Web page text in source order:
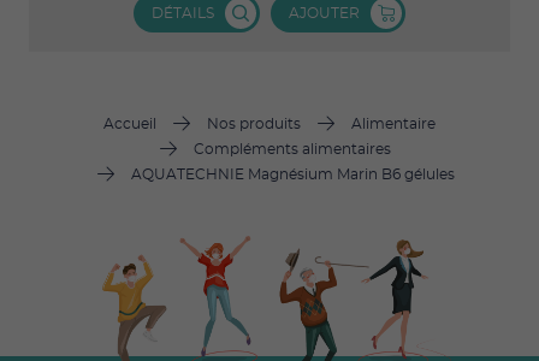
DÉTAILS AJOUTER
Accueil Nos produits
Alimentaire
Compléments alimentaires
AQUATECHNIE Magnésium Marin B6 gélules